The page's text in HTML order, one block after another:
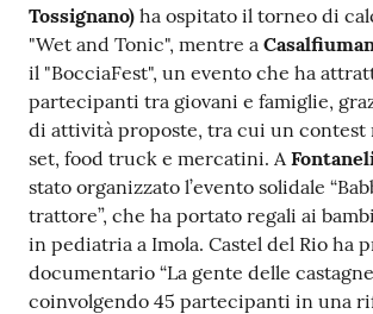
Tossignano) ha ospitato il torneo di
"Wet and Tonic", mentre a
il "BocciaFest", un evento che ha
partecipanti tra giovani e famiglie,
di attività proposte, tra cui un contest
set, food truck e mercatini. A
stato organizzato l’evento solidale
trattore”, che ha portato regali ai
in pediatria a Imola. Castel del Rio ha
documentario “La gente delle
coinvolgendo 45 partecipanti in una